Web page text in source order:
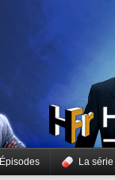
Épisodes La série